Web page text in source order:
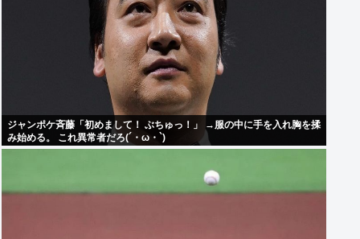
ジャンポケ斉藤「初めまして！ ぶちゅっ！」 →服の中に手を入れ胸を揉
み始める。 これ異常者だろ(´・ω・`)